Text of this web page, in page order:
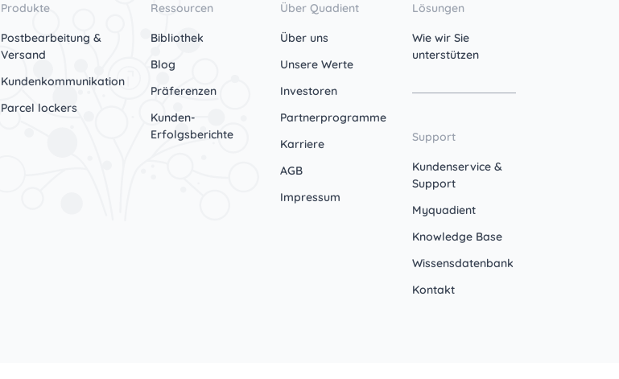
Produkte
Postbearbeitung &
Versand
Kundenkommunikation
Parcel lockers
Ressourcen
Bibliothek
Blog
Präferenzen
Kunden-
Erfolgsberichte
Über Quadient
Über uns
Unsere Werte
Investoren
Partnerprogramme
Karriere
AGB
Impressum
Lösungen
Wie wir Sie
unterstützen
Support
Kundenservice &
Support
Myquadient
Knowledge Base
Wissensdatenbank
Kontakt